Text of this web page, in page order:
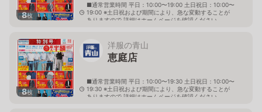
8枚
■通常営業時間 平日：10:00〜19:00 土日祝日：10:00〜
19:00 ※土日祝および期間により、急な変動することが
ありますので 詳細はホームページを確認ください
8枚
洋服の青山
恵庭店
■通常営業時間 平日：10:00〜19:30 土日祝日：10:00〜
19:30 ※土日祝および期間により、急な変動することが
ありますので 詳細はホームページを確認ください